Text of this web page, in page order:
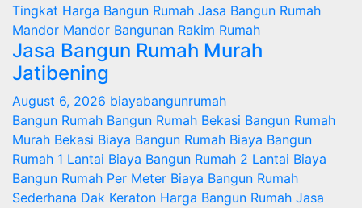
Tingkat Harga Bangun Rumah Jasa Bangun Rumah
Mandor Mandor Bangunan Rakim Rumah
Jasa Bangun Rumah Murah
Jatibening
August 6, 2026 biayabangunrumah
Bangun Rumah Bangun Rumah Bekasi Bangun Rumah
Murah Bekasi Biaya Bangun Rumah Biaya Bangun
Rumah 1 Lantai Biaya Bangun Rumah 2 Lantai Biaya
Bangun Rumah Per Meter Biaya Bangun Rumah
Sederhana Dak Keraton Harga Bangun Rumah Jasa